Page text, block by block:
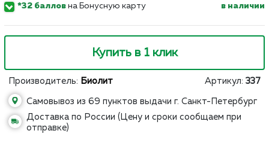
*32 баллов на Бонусную карту в наличии
Купить в 1 клик
Производитель: Биолит Артикул: 337
Самовывоз из 69 пунктов выдачи г. Санкт-Петербург
Доставка по России (Цену и сроки сообщаем при
отправке)